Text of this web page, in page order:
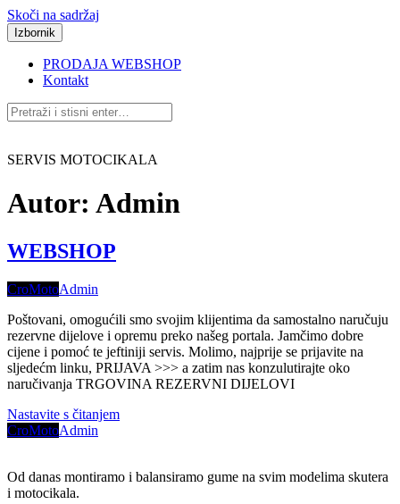
Skoči na sadržaj
Izbornik
PRODAJA WEBSHOP
Kontakt
SERVIS MOTOCIKALA
Autor: Admin
WEBSHOP
CroMotoAdmin
Poštovani, omogućili smo svojim klijentima da samostalno naručuju
rezervne dijelove i opremu preko našeg portala. Jamčimo dobre
cijene i pomoć te jeftiniji servis. Molimo, najprije se prijavite na
sljedećm linku, PRIJAVA >>> a zatim nas konzulutirajte oko
naručivanja TRGOVINA REZERVNI DIJELOVI
Nastavite s čitanjem
CroMotoAdmin
Od danas montiramo i balansiramo gume na svim modelima skutera
i motocikala.